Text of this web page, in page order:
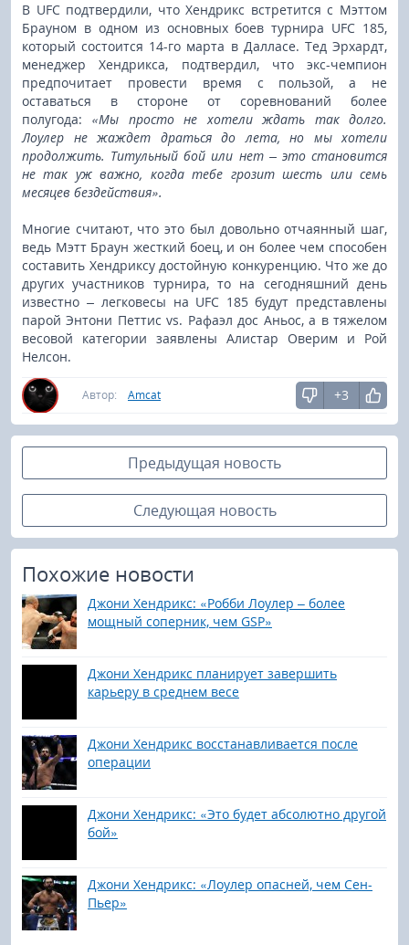
В UFC подтвердили, что Хендрикс встретится с Мэттом
Брауном в одном из основных боев турнира UFC 185,
который состоится 14-го марта в Далласе. Тед Эрхардт,
менеджер Хендрикса, подтвердил, что экс-чемпион
предпочитает провести время с пользой, а не
оставаться в стороне от соревнований более
полугода: «Мы просто не хотели ждать так долго.
Лоулер не жаждет драться до лета, но мы хотели
продолжить. Титульный бой или нет – это становится
не так уж важно, когда тебе грозит шесть или семь
месяцев бездействия».
Многие считают, что это был довольно отчаянный шаг,
ведь Мэтт Браун жесткий боец, и он более чем способен
составить Хендриксу достойную конкуренцию. Что же до
других участников турнира, то на сегодняшний день
известно –легковесы на UFC 185 будут представлены
парой Энтони Петтис vs. Рафаэл дос Аньос, а в тяжелом
весовой категории заявлены Алистар Оверим и Рой
Нелсон.
Автор: Amcat +3
Предыдущая новость
Следующая новость
Похожие новости
Джони Хендрикс: «Робби Лоулер – более
мощный соперник, чем GSP»
Джони Хендрикс планирует завершить
карьеру в среднем весе
Джони Хендрикс восстанавливается после
операции
Джони Хендрикс: «Это будет абсолютно другой
бой»
Джони Хендрикс: «Лоулер опасней, чем Сен-
Пьер»